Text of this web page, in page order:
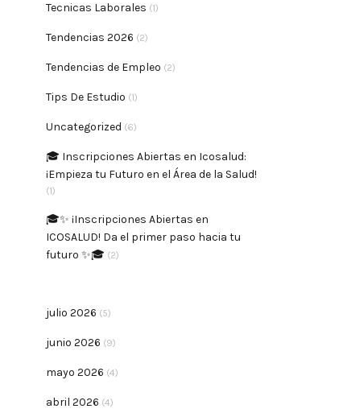
Tecnicas Laborales (1)
Tendencias 2026 (2)
Tendencias de Empleo (2)
Tips De Estudio (1)
Uncategorized (6)
🎓 Inscripciones Abiertas en Icosalud:
¡Empieza tu Futuro en el Área de la Salud!
(1)
🎓✨ ¡Inscripciones Abiertas en
ICOSALUD! Da el primer paso hacia tu
futuro ✨🎓 (2)
julio 2026 (5)
junio 2026 (9)
mayo 2026 (4)
abril 2026 (4)